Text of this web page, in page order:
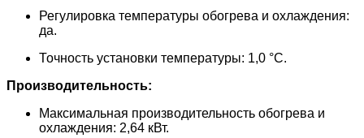
Регулировка температуры обогрева и охлаждения:
да.
Точность установки температуры: 1,0 °С.
Производительность:
Максимальная производительность обогрева и
охлаждения: 2,64 кВт.